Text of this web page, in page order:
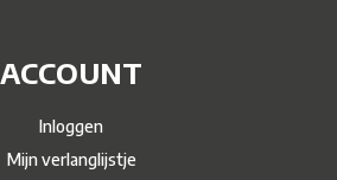
ACCOUNT
Inloggen
Mijn verlanglijstje